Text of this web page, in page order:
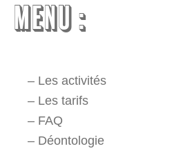
MENU :
– Les activités
– Les tarifs
– FAQ
– Déontologie